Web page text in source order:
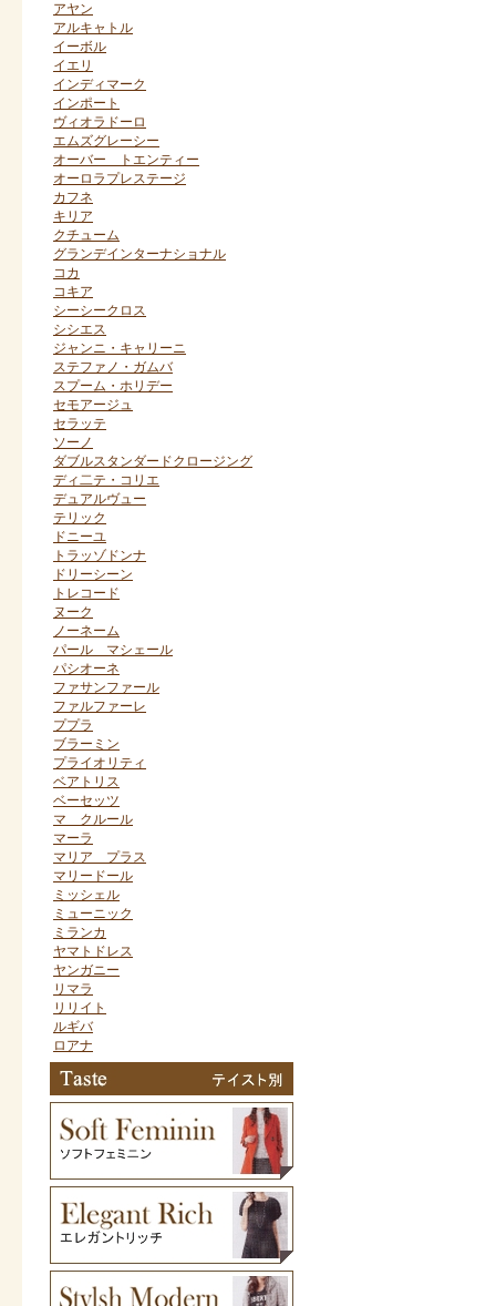
アヤン
アルキャトル
イーボル
イエリ
インディマーク
インポート
ヴィオラドーロ
エムズグレーシー
オーバー トエンティー
オーロラプレステージ
カフネ
キリア
クチューム
グランデインターナショナル
コカ
コキア
シーシークロス
シシエス
ジャンニ・キャリーニ
ステファノ・ガムバ
スプーム・ホリデー
セモアージュ
セラッテ
ソーノ
ダブルスタンダードクロージング
ディ二テ・コリエ
デュアルヴュー
テリック
ドニーユ
トラッゾドンナ
ドリーシーン
トレコード
ヌーク
ノーネーム
パール マシェール
パシオーネ
ファサンファール
ファルファーレ
ププラ
ブラーミン
プライオリティ
ベアトリス
ベーセッツ
マ クルール
マーラ
マリア プラス
マリードール
ミッシェル
ミューニック
ミランカ
ヤマトドレス
ヤンガニー
リマラ
リリイト
ルギバ
ロアナ